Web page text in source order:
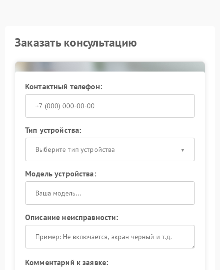
Заказать консультацию
Контактный телефон:
Тип устройства:
Выберите тип устройства
Модель устройства:
Описание неисправности:
Комментарий к заявке: